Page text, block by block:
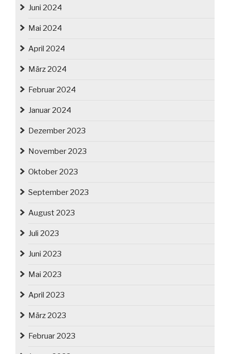
Juni 2024
Mai 2024
April 2024
März 2024
Februar 2024
Januar 2024
Dezember 2023
November 2023
Oktober 2023
September 2023
August 2023
Juli 2023
Juni 2023
Mai 2023
April 2023
März 2023
Februar 2023